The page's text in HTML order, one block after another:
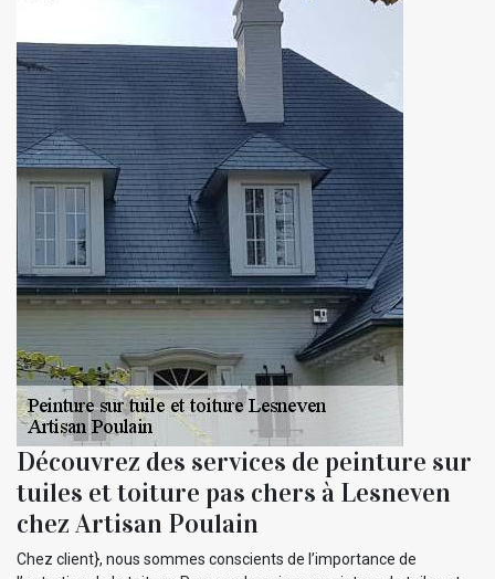
Découvrez des services de peinture sur
tuiles et toiture pas chers à Lesneven
chez Artisan Poulain
Chez client}, nous sommes conscients de l’importance de